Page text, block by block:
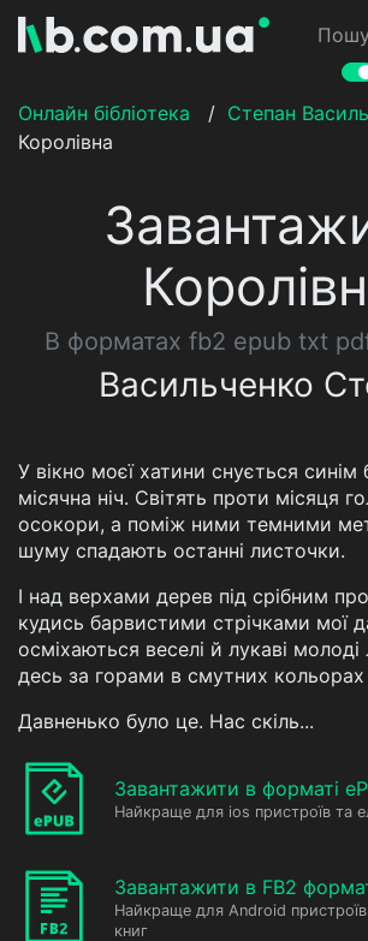
Онлайн бібліотека
/ Степан
Королівна
В форматах fb2 epub txt
Васильченко
У вікно моєї хатини снується
місячна ніч. Світять проти місяця
осокори, а поміж ними темними
шуму спадають останні листочки.
І над верхами дерев під срібним
кудись барвистими стрічками мої
осміхаються веселі й лукаві молоді
десь за горами в смутних кольорах
Давненько було це. Нас скіль...
Завантажити в форматі
Найкраще для ios пристроїв та
Завантажити в FB2
Найкраще для Android
книг